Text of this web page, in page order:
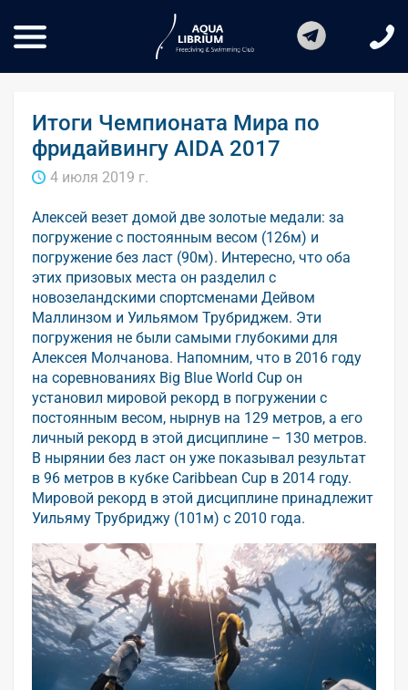
Итоги Чемпионата Мира по
фридайвингу AIDA 2017
4 июля 2019 г.
Алексей везет домой две золотые медали: за
погружение с постоянным весом (126м) и
погружение без ласт (90м). Интересно, что оба
этих призовых места он разделил с
новозеландскими спортсменами Дейвом
Маллинзом и Уильямом Трубриджем. Эти
погружения не были самыми глубокими для
Алексея Молчанова. Напомним, что в 2016 году
на соревнованиях Big Blue World Cup он
установил мировой рекорд в погружении с
постоянным весом, нырнув на 129 метров, а его
личный рекорд в этой дисциплине – 130 метров.
В нырянии без ласт он уже показывал результат
в 96 метров в кубке Caribbean Cup в 2014 году.
Мировой рекорд в этой дисциплине принадлежит
Уильяму Трубриджу (101м) с 2010 года.